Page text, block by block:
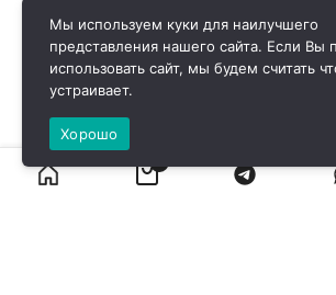
Мы используем куки для наилучшего
представления нашего сайта. Если Вы
использовать сайт, мы будем считать
устраивает.
Хорошо